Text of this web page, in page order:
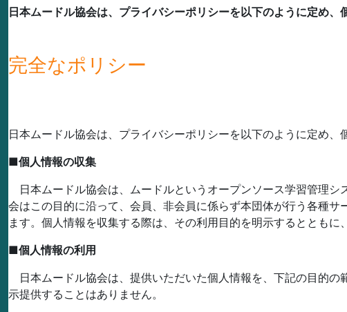
日本ムードル協会は、プライバシーポリシーを以下のように定め、
完全なポリシー
日本ムードル協会は、プライバシーポリシーを以下のように定め、
■個人情報の収集
日本ムードル協会は、ムードルというオープンソース学習管理シ
会はこの目的に沿って、会員、非会員に係らず本団体が行う各種
ます。個人情報を収集する際は、その利用目的を明示するとともに
■個人情報の利用
日本ムードル協会は、提供いただいた個人情報を、下記の目的
示提供することはありません。